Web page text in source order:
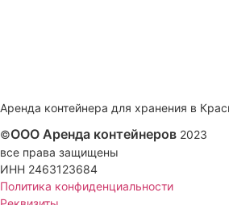
Аренда контейнера для хранения в
©ООО Аренда контейнеров 2023
все права защищены
ИНН 2463123684
Политика конфиденциальности